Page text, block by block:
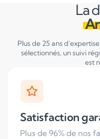
La
Plus de 25 ans
sélectionnés, un suivi
est
+19 000 élèves
an